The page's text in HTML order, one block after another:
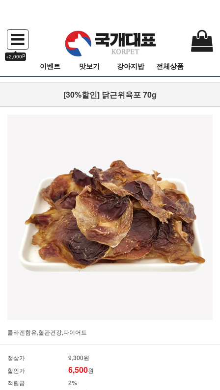
+2,000P
이벤트 맛보기 강아지밥 전체상품
[30%할인] 닭근위육포 70g
콜라겐함유,혈관건강,다이어트
정상가
9,300원
할인가
6,500원
적립금
2%